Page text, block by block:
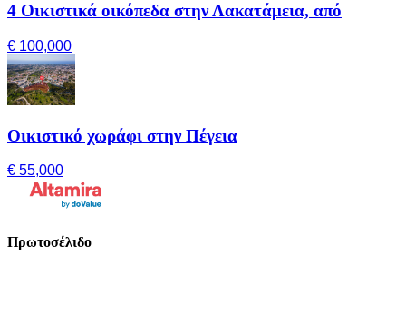
4 Οικιστικά οικόπεδα στην Λακατάμεια, από
€ 100,000
Οικιστικό χωράφι στην Πέγεια
€ 55,000
Πρωτοσέλιδο